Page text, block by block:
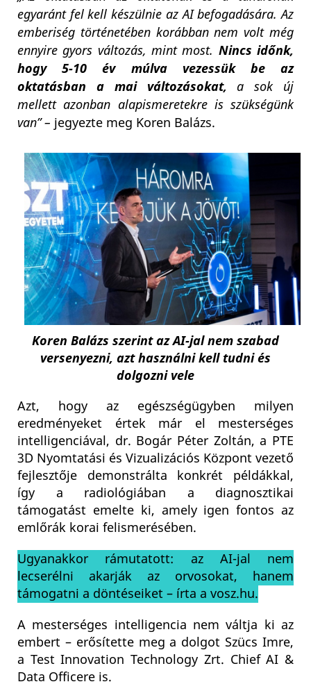
egyaránt fel kell készülnie az AI befogadására. Az
emberiség történetében korábban nem volt még
ennyire gyors változás, mint most. Nincs időnk,
hogy 5-10 év múlva vezessük be az
oktatásban a mai változásokat, a sok új
mellett azonban alapismeretekre is szükségünk
van” – jegyezte meg Koren Balázs.
Koren Balázs szerint az AI-jal nem szabad
versenyezni, azt használni kell tudni és
dolgozni vele
Azt, hogy az egészségügyben milyen
eredményeket értek már el mesterséges
intelligenciával, dr. Bogár Péter Zoltán, a PTE
3D Nyomtatási és Vizualizációs Központ vezető
fejlesztője demonstrálta konkrét példákkal,
így a radiológiában a diagnosztikai
támogatást emelte ki, amely igen fontos az
emlőrák korai felismerésében.
Ugyanakkor rámutatott: az AI-jal nem
lecserélni akarják az orvosokat, hanem
támogatni a döntéseiket – írta a vosz.hu.
A mesterséges intelligencia nem váltja ki az
embert – erősítette meg a dolgot Szücs Imre,
a Test Innovation Technology Zrt. Chief AI &
Data Officere is.